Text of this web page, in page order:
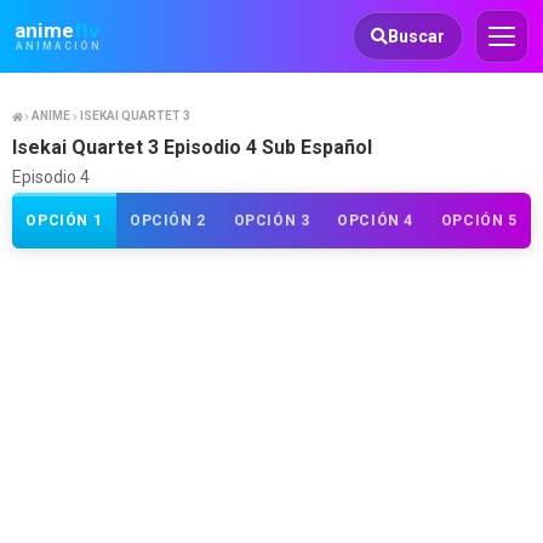
animeflv
ANIMACIÓN
Animeflv Buscar
ANIME ISEKAI QUARTET 3
Isekai Quartet 3 Episodio 4 Sub Español
Episodio 4
OPCIÓN 1 OPCIÓN 2 OPCIÓN 3 OPCIÓN 4 OPCIÓN 5